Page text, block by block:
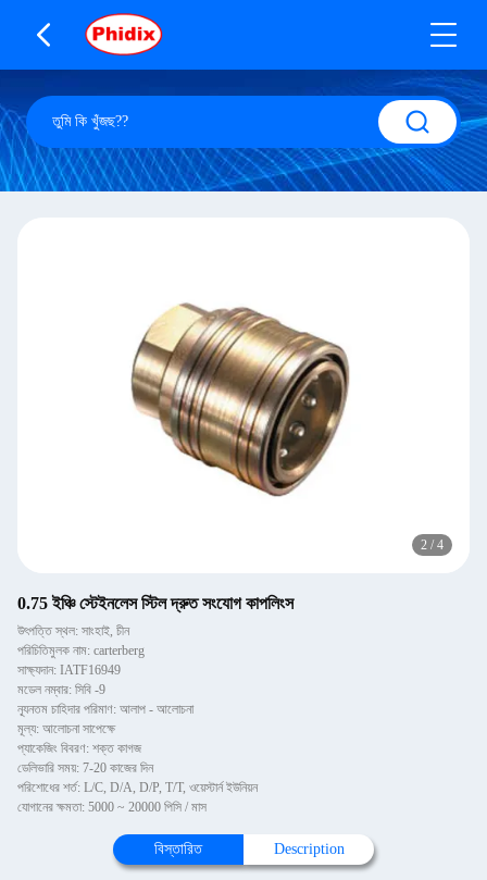
2 / 4
0.75 ইঞ্চি স্টেইনলেস স্টিল দ্রুত সংযোগ কাপলিংস
উৎপত্তি স্থল: সাংহাই, চীন
পরিচিতিমুলক নাম: carterberg
সাক্ষ্যদান: IATF16949
মডেল নম্বার: সিবি -9
ন্যূনতম চাহিদার পরিমাণ: আলাপ - আলোচনা
মূল্য: আলোচনা সাপেক্ষে
প্যাকেজিং বিবরণ: শক্ত কাগজ
ডেলিভারি সময়: 7-20 কাজের দিন
পরিশোধের শর্ত: L/C, D/A, D/P, T/T, ওয়েস্টার্ন ইউনিয়ন
যোগানের ক্ষমতা: 5000 ~ 20000 পিসি / মাস
বিস্তারিত Description